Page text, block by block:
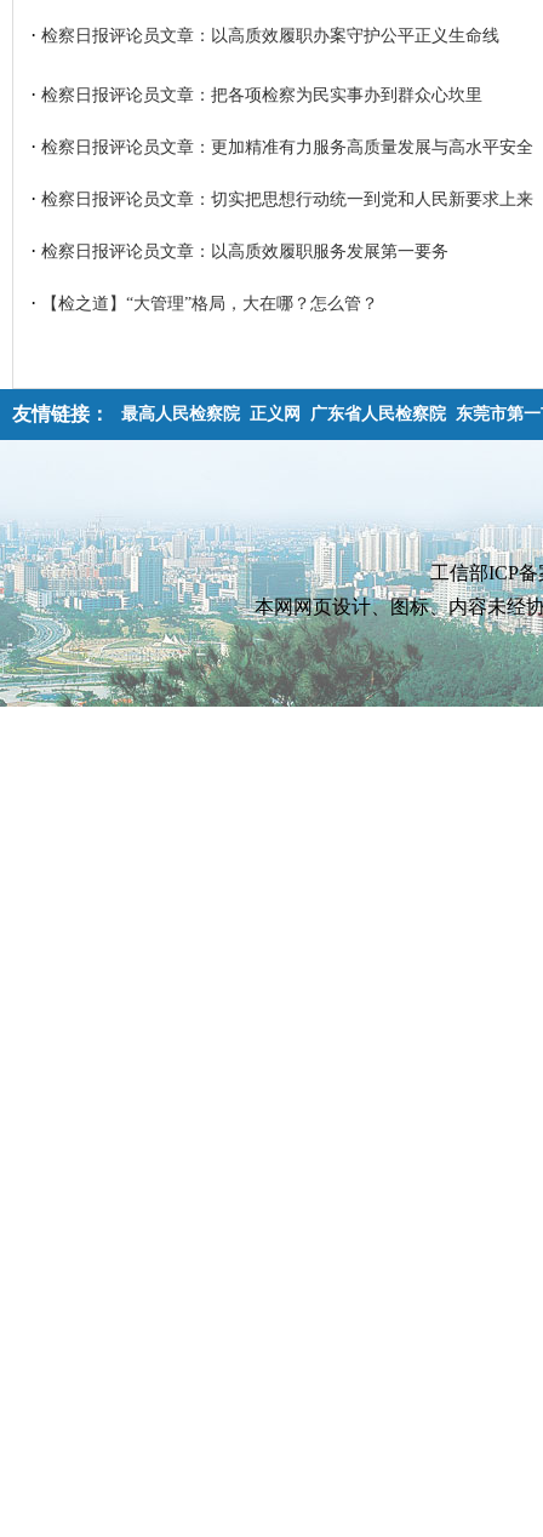
· 检察日报评论员文章：以高质效履职办案守护公平正义生命线
· 检察日报评论员文章：把各项检察为民实事办到群众心坎里
· 检察日报评论员文章：更加精准有力服务高质量发展与高水平安全
· 检察日报评论员文章：切实把思想行动统一到党和人民新要求上来
· 检察日报评论员文章：以高质效履职服务发展第一要务
· 【检之道】“大管理”格局，大在哪？怎么管？
友情链接： 最高人民检察院 正义网 广东省人民检察院 东莞市第
工信部ICP
本网网页设计、图标、内容未经